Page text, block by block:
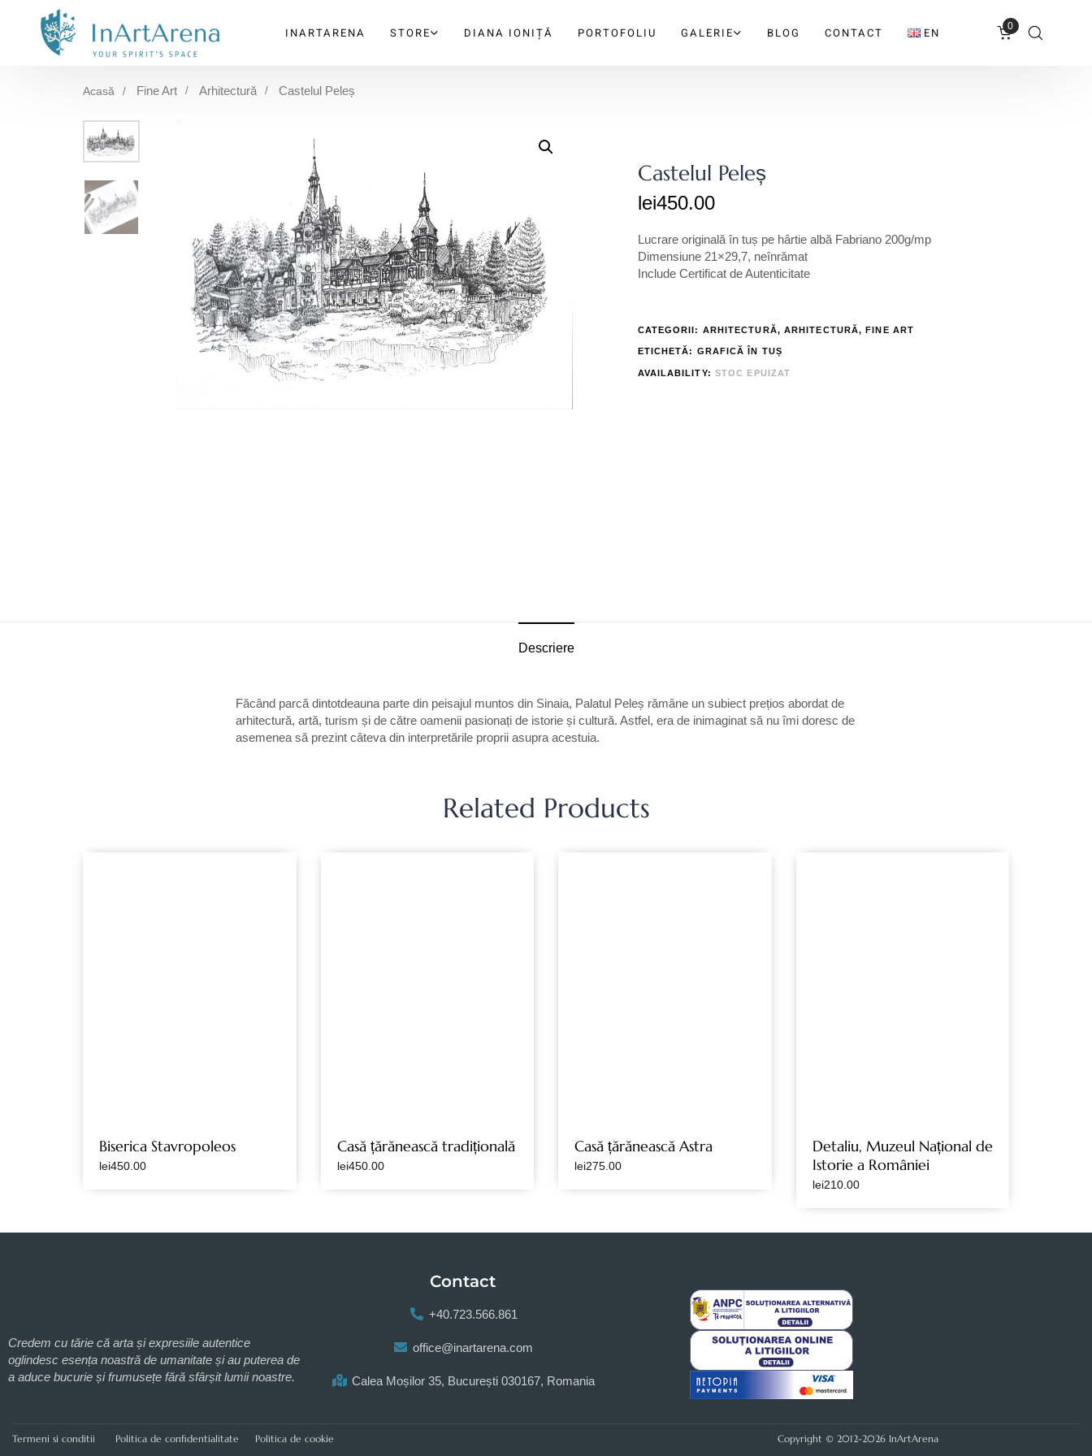
INARTARENA STORE DIANA IONIȚĂ PORTOFOLIU GALERIE BLOG CONTACT EN 0
Fine Art Arhitectură Castelul Peleș
Castelul Peleș
lei450.00
Lucrare originală în tuș pe hârtie albă Fabriano 200g/mp
Dimensiune 21×29,7, neînrămat
Include Certificat de Autenticitate
CATEGORII: ARHITECTURĂ, ARHITECTURĂ,FINE ART
ETICHETĂ: GRAFICĂ ÎN TUȘ
AVAILABILITY: STOC EPUIZAT
Descriere
Făcând parcă dintotdeauna parte din peisajul muntos din Sinaia, Palatul Peleș rămâne un subiect prețios abordat de
arhitectură, artă, turism și de către oamenii pasionați de istorie și cultură. Astfel, era de inimaginat să nu îmi doresc de
asemenea să prezint câteva din interpretările proprii asupra acestuia.
Related Products
Biserica Stavropoleos
lei450.00
Casă țărănească tradițională
lei450.00
Casă țărănească Astra
lei275.00
Detaliu, Muzeul Național de
Istorie a României
lei210.00
Credem cu tărie că arta și expresiile autentice
oglindesc esența noastră de umanitate și au puterea de
a aduce bucurie și frumusețe fără sfârșit lumii noastre.
Contact
+40.723.566.861
office@inartarena.com
Calea Moșilor 35, București 030167, Romania
Termeni si conditii Politica de confidentialitate Politica de cookie Copyright © 2012-2026 InArtArena